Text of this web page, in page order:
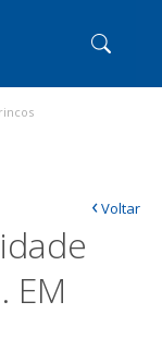
EM
‹Voltar